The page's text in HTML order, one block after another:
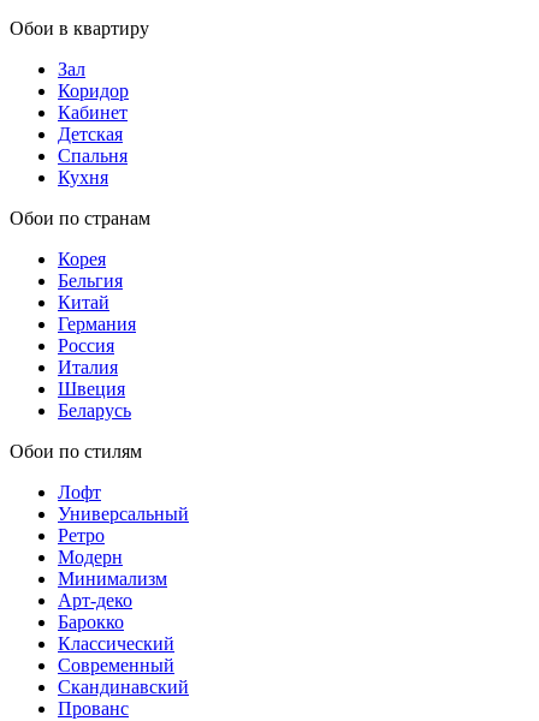
Обои в квартиру
Зал
Коридор
Кабинет
Детская
Спальня
Кухня
Обои по странам
Корея
Бельгия
Китай
Германия
Россия
Италия
Швеция
Беларусь
Обои по стилям
Лофт
Универсальный
Ретро
Модерн
Минимализм
Арт-деко
Барокко
Классический
Современный
Скандинавский
Прованс